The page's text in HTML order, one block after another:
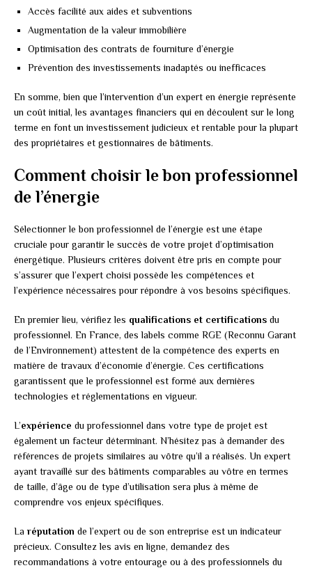
Accès facilité aux aides et subventions
Augmentation de la valeur immobilière
Optimisation des contrats de fourniture d’énergie
Prévention des investissements inadaptés ou inefficaces
En somme, bien que l’intervention d’un expert en énergie représente
un coût initial, les avantages financiers qui en découlent sur le long
terme en font un investissement judicieux et rentable pour la plupart
des propriétaires et gestionnaires de bâtiments.
Comment choisir le bon professionnel
de l’énergie
Sélectionner le bon professionnel de l’énergie est une étape
cruciale pour garantir le succès de votre projet d’optimisation
énergétique. Plusieurs critères doivent être pris en compte pour
s’assurer que l’expert choisi possède les compétences et
l’expérience nécessaires pour répondre à vos besoins spécifiques.
En premier lieu, vérifiez les qualifications et certifications du
professionnel. En France, des labels comme RGE (Reconnu Garant
de l’Environnement) attestent de la compétence des experts en
matière de travaux d’économie d’énergie. Ces certifications
garantissent que le professionnel est formé aux dernières
technologies et réglementations en vigueur.
L’expérience du professionnel dans votre type de projet est
également un facteur déterminant. N’hésitez pas à demander des
références de projets similaires au vôtre qu’il a réalisés. Un expert
ayant travaillé sur des bâtiments comparables au vôtre en termes
de taille, d’âge ou de type d’utilisation sera plus à même de
comprendre vos enjeux spécifiques.
La réputation de l’expert ou de son entreprise est un indicateur
précieux. Consultez les avis en ligne, demandez des
recommandations à votre entourage ou à des professionnels du